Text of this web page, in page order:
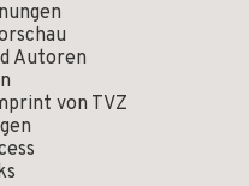
Autoren
von TVZ